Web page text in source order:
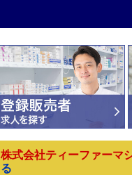
株式会社ティーファーマ
る